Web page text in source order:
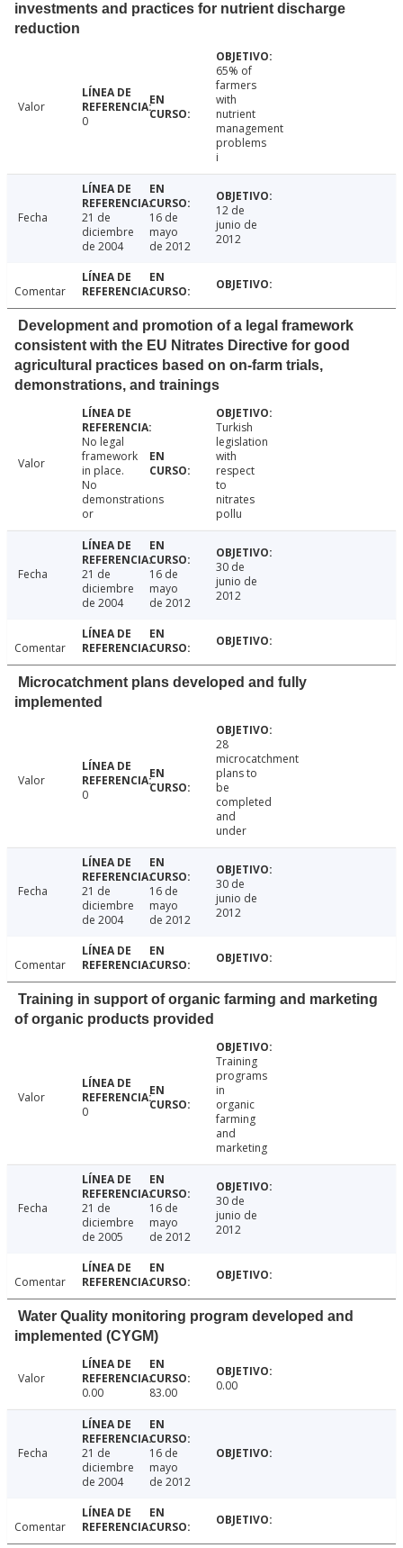
investments and practices for nutrient discharge
reduction
Valor
0
65% of
farmers
with
nutrient
management
problems
i
Fecha
21 de
diciembre
de 2004
16 de
mayo
de 2012
12 de
junio de
2012
Comentar
Development and promotion of a legal framework
consistent with the EU Nitrates Directive for good
agricultural practices based on on-farm trials,
demonstrations, and trainings
Valor
No legal
framework
in place.
No
demonstrations
or
Turkish
legislation
with
respect
to
nitrates
pollu
Fecha
21 de
diciembre
de 2004
16 de
mayo
de 2012
30 de
junio de
2012
Comentar
Microcatchment plans developed and fully
implemented
Valor
0
28
microcatchment
plans to
be
completed
and
under
Fecha
21 de
diciembre
de 2004
16 de
mayo
de 2012
30 de
junio de
2012
Comentar
Training in support of organic farming and marketing
of organic products provided
Valor
0
Training
programs
in
organic
farming
and
marketing
Fecha
21 de
diciembre
de 2005
16 de
mayo
de 2012
30 de
junio de
2012
Comentar
Water Quality monitoring program developed and
implemented (CYGM)
Valor
0.00
83.00 0.00
Fecha
21 de
diciembre
de 2004
16 de
mayo
de 2012
Comentar